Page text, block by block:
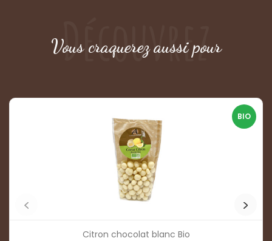
Vous craquerez aussi pour
Découvrez
BIO
Citron chocolat blanc Bio